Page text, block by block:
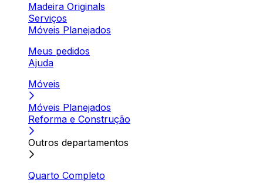
Madeira Originals
Serviços
Móveis Planejados
Meus pedidos
Ajuda
Móveis
Móveis Planejados
Reforma e Construção
Outros departamentos
Quarto Completo